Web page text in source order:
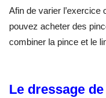
Afin de varier l’exercice
pouvez acheter des
combiner la pince et le
Le dressage